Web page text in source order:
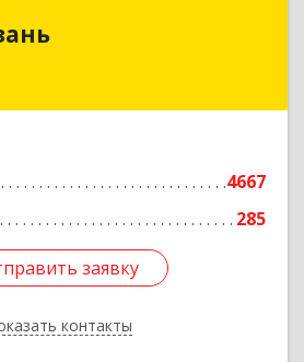
4667
285
заявку
контакты
Респ, Казань г, Победы пр-
заявку
Назад